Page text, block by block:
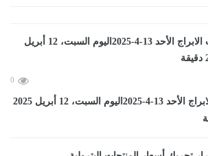
0
حظك اليوم.. توقعات الابراج الأحد 13-4-2025اليوم السبت، 12 أبريل 2025